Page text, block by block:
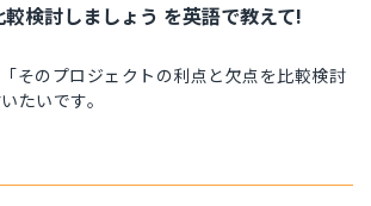
検討しましょう を英語で教えて!
そのプロジェクトの利点と欠点を比較検討
たいです。